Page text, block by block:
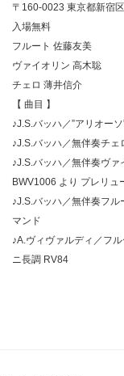
〒160-0023 東京都新宿
入場無料
フルート 佐藤友美
ヴァイオリン 高木聡
チェロ 薄井信介
【 曲目 】
♪J.S.バッハ／”アリオー
♪J.S.バッハ／無伴奏チ
♪J.S.バッハ／無伴奏ヴ
BWV1006 より プレリュ
♪J.S.バッハ／無伴奏フ
マンド
♪A.ヴィヴァルディ／フ
ニ長調 RV84